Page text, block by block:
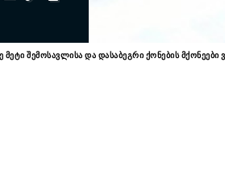
შემოსავლისა და დასაბეგრი ქონების